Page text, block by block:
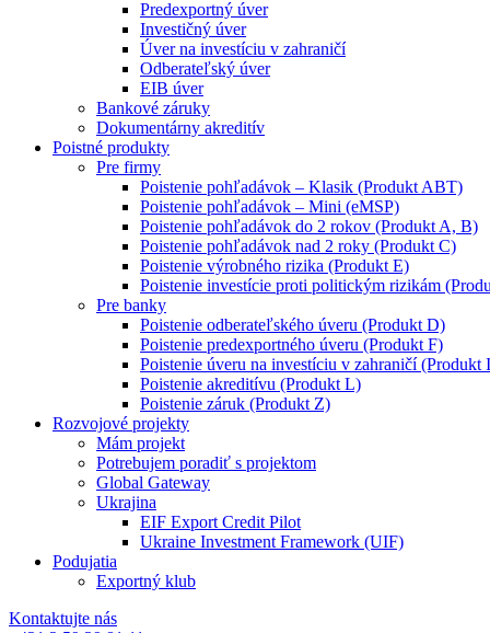
Predexportný úver
Investičný úver
Úver na investíciu v zahraničí
Odberateľský úver
EIB úver
Bankové záruky
Dokumentárny akreditív
Poistné produkty
Pre firmy
Poistenie pohľadávok – Klasik (Produkt ABT)
Poistenie pohľadávok – Mini (eMSP)
Poistenie pohľadávok do 2 rokov (Produkt A, B)
Poistenie pohľadávok nad 2 roky (Produkt C)
Poistenie výrobného rizika (Produkt E)
Poistenie investície proti politickým rizikám
Pre banky
Poistenie odberateľského úveru (Produkt D)
Poistenie predexportného úveru (Produkt F)
Poistenie úveru na investíciu v zahraničí (Produkt
Poistenie akreditívu (Produkt L)
Poistenie záruk (Produkt Z)
Rozvojové projekty
Mám projekt
Potrebujem poradiť s projektom
Global Gateway
Ukrajina
EIF Export Credit Pilot
Ukraine Investment Framework (UIF)
Podujatia
Exportný klub
Kontaktujte nás